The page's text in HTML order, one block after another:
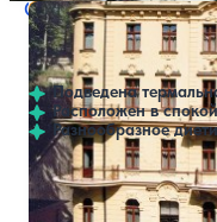
Санаторий
Карловы Вары
Подведена
Расположен в
Разнообразное
Профилей лечения:3
Нет цен или